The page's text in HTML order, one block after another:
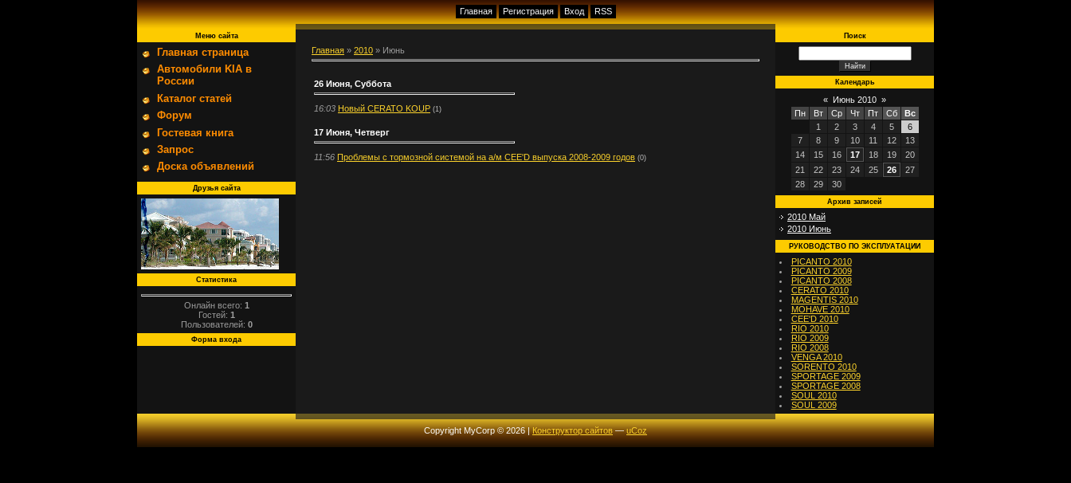
Главная Регистрация Вход RSS
Меню сайта
Главная страница
Автомобили KIA в
России
Каталог статей
Форум
Гостевая книга
Запрос
Доска объявлений
Друзья сайта
Статистика
Онлайн всего: 1
Гостей: 1
Пользователей: 0
Форма входа
Главная » 2010 » Июнь
26 Июня, Суббота
16:03 Новый CERATO KOUP (1)
17 Июня, Четверг
11:56 Проблемы с тормозной системой на а/м CEE'D выпуска 2008-2009 годов (0)
Поиск
Календарь
« Июнь 2010 »
Пн
Вт Ср Чт Пт Сб
Вс
1
2 3 4 5
6
7
8 9 10 11 12
13
14
15 16 17 18 19
20
21
22 23 24 25 26
27
28
29 30
Архив записей
2010 Май
2010 Июнь
РУКОВОДСТВО ПО ЭКСПЛУАТАЦИИ
PICANTO 2010
PICANTO 2009
PICANTO 2008
CERATO 2010
MAGENTIS 2010
MOHAVE 2010
CEE'D 2010
RIO 2010
RIO 2009
RIO 2008
VENGA 2010
SORENTO 2010
SPORTAGE 2009
SPORTAGE 2008
SOUL 2010
SOUL 2009
Copyright MyCorp © 2026|Конструктор сайтов—uCoz